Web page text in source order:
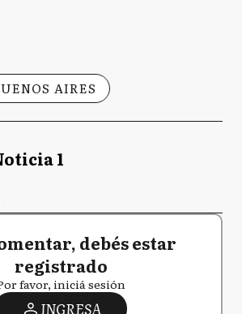
AIRES
1
debés estar
registrado
favor, iniciá sesión
INGRESA